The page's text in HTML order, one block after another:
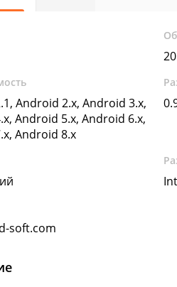
Android 2.x, Android 3.x,
Android 5.x, Android 6.x,
Android 8.x
soft.com